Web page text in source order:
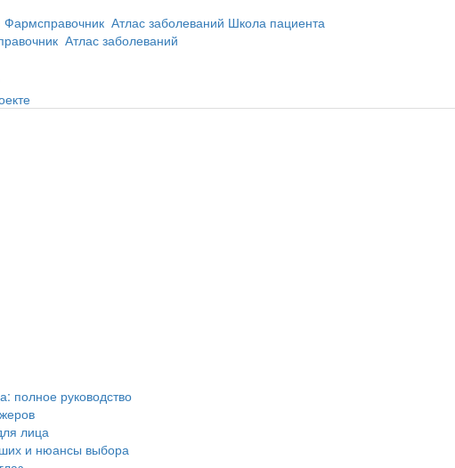
Фармсправочник Атлас заболеваний Школа пациента
Атлас заболеваний
полное руководство
лица
и нюансы выбора